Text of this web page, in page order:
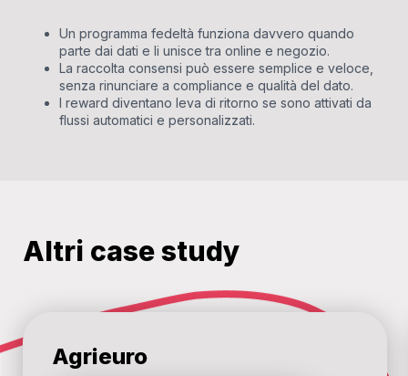
Un programma fedeltà funziona davvero quando
parte dai dati e li unisce tra online e negozio.
La raccolta consensi può essere semplice e veloce,
senza rinunciare a compliance e qualità del dato.
I reward diventano leva di ritorno se sono attivati da
flussi automatici e personalizzati.
Altri case study
Agrieuro